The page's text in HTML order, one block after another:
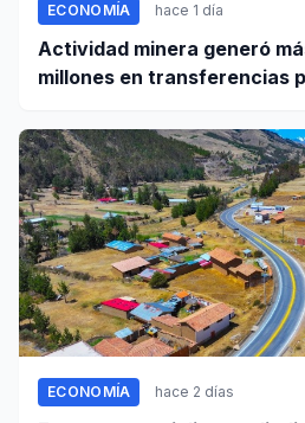
ECONOMÍA hace 1 día
Actividad minera generó
millones en transferencias
ECONOMÍA hace 2 días